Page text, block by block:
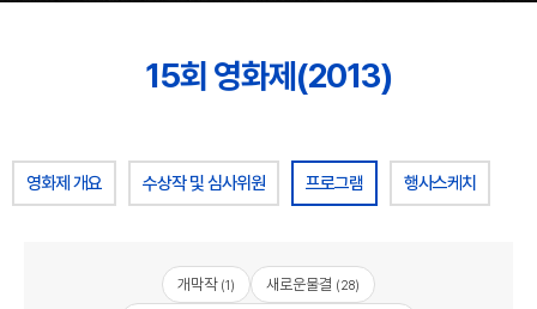
15회 영화제(2013)
영화제 개요 수상작 및 심사위원 프로그램 행사스케치
개막작(1) 새로운물결 (28)